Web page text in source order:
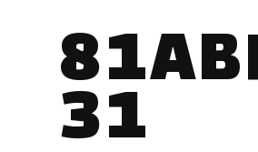
31